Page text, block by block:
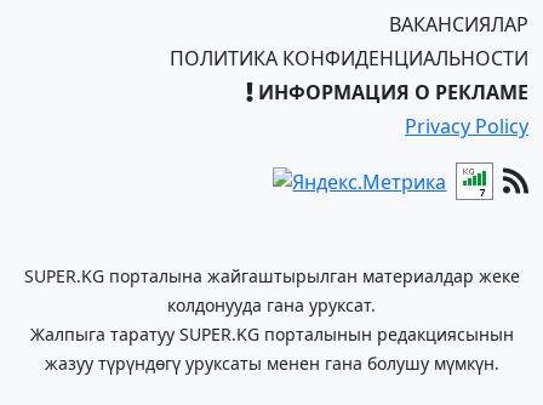
ВАКАНСИЯЛАР
ПОЛИТИКА КОНФИДЕНЦИАЛЬНОСТИ
ИНФОРМАЦИЯ О РЕКЛАМЕ
Privacy Policy
SUPER.KG порталына жайгаштырылган материалдар жеке
колдонууда гана уруксат.
Жалпыга таратуу SUPER.KG порталынын редакциясынын
жазуу түрүндөгү уруксаты менен гана болушу мүмкүн.